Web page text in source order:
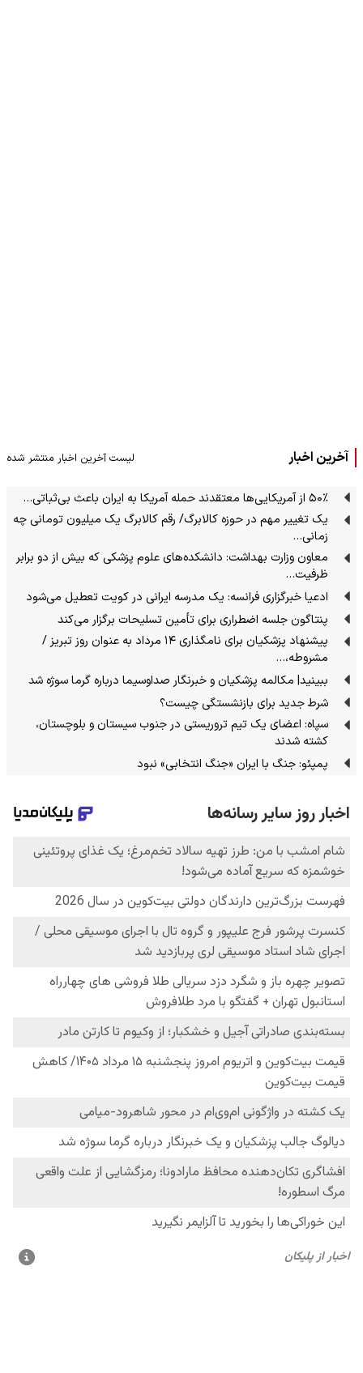
آخرین اخبار لیست آخرین اخبار منتشر شده
۵۰٪ از آمریکایی‌ها معتقدند حمله آمریکا به ایران باعث بی‌ثباتی…
یک تغییر مهم در حوزه کالابرگ/ رقم کالابرگ یک میلیون تومانی چه
زمانی…
معاون وزارت بهداشت: دانشکده‌های علوم پزشکی که بیش از دو برابر
ظرفیت…
ادعیا خبرگزاری فرانسه: یک مدرسه ایرانی در کویت تعطیل می‌شود
پنتاگون جلسه اضطراری برای تأمین تسلیحات برگزار می‌کند
پیشنهاد پزشکیان برای نامگذاری ۱۴ مرداد به عنوان روز تبریز /
مشروطه،…
ببینید| مکالمه پزشکیان و خبرنگار صداوسیما درباره گرما سوژه شد
شرط جدید برای بازنشستگی چیست؟
سپاه: اعضای یک تیم تروریستی در جنوب سیستان و بلوچستان،
کشته شدند
پمپئو: جنگ با ایران «جنگ انتخابی» نبود